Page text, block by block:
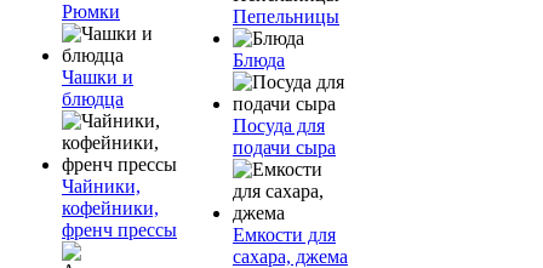
Рюмки
Чашки и
блюдца
Чайники,
кофейники,
френч прессы
Пепельницы
Блюда
Посуда для
подачи сыра
Емкости для
сахара, джема